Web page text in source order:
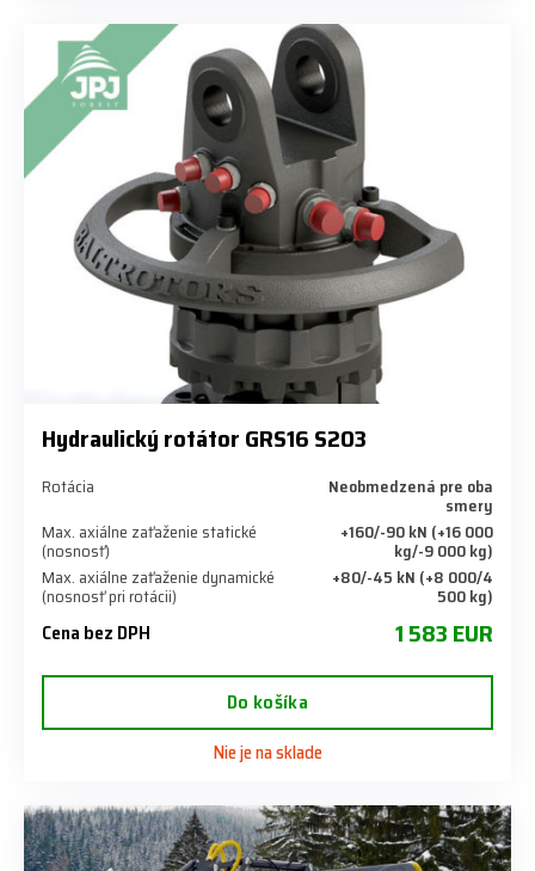
Hydraulický rotátor GRS16 S203
Rotácia Neobmedzená pre oba
smery
Max. axiálne zaťaženie statické
(nosnosť)
+160/-90 kN (+16 000
kg/-9 000 kg)
Max. axiálne zaťaženie dynamické
(nosnosť pri rotácii)
+80/-45 kN (+8 000/4
500 kg)
Cena bez DPH 1 583 EUR
Do košíka
Nie je na sklade